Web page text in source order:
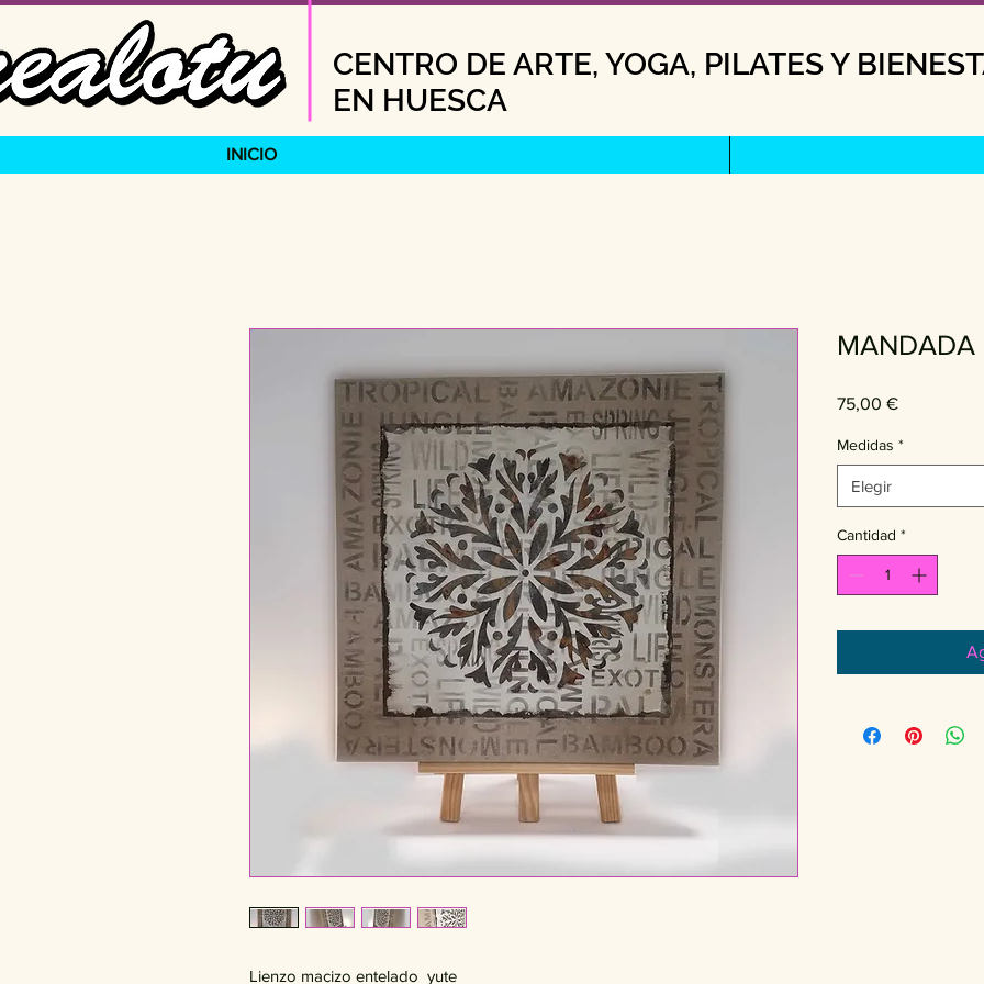
CENTRO DE ARTE, YOGA, PILATES Y
EN HUESCA
INICIO
Lienzo macizo entelado  yute
MANDADA
75,00 €Precio
Medidas *
Elegir
Cantidad *